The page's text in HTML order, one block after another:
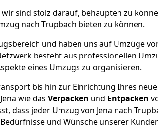
wir sind stolz darauf, behaupten zu
nach Trupbach bieten zu können.
und haben uns auf Umzüge
besteht aus professionellen
eines Umzugs zu organisieren.
bis hin zur Einrichtung Ihres
wie das Verpacken und Entpacken
dass jeder Umzug von Jena nach
und Wünsche unserer